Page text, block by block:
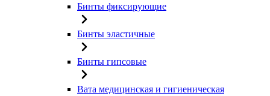
Бинты фиксирующие
Бинты эластичные
Бинты гипсовые
Вата медицинская и гигиеническая